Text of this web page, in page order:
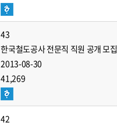
43
한국철도공사 전문직 직원 공개 모집
2013-08-30
41,269
42